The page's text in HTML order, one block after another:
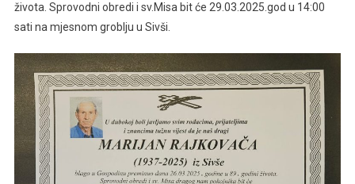
života. Sprovodni obredi i sv.Misa bit će 29.03.2025.god u 14:00
sati na mjesnom groblju u Sivši.